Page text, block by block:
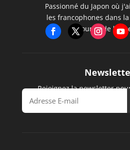
Passionné du Japon où
les francophones dans
séjour et de leur
Rejoignez la newsletter